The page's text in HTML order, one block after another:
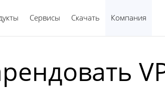
Сервисы Скачать Компания